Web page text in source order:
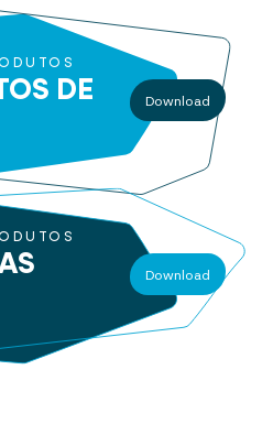
DE
Download
Download